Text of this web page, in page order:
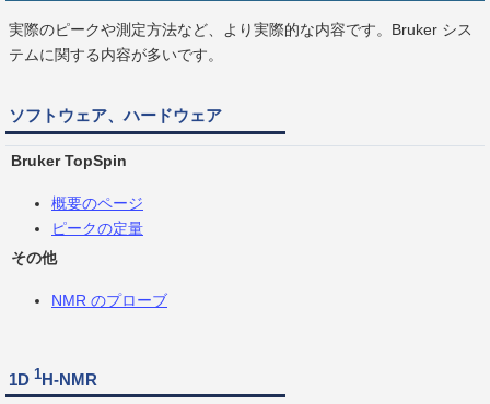
実際のピークや測定方法など、より実際的な内容です。Bruker シス
テムに関する内容が多いです。
ソフトウェア、ハードウェア
Bruker TopSpin
概要のページ
ピークの定量
その他
NMR のプローブ
1D 1 H-NMR